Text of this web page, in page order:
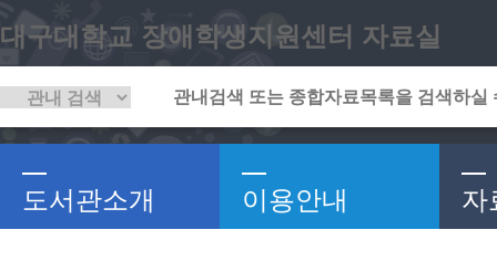
대구대학교 장애학생지원센터 자료실
도서관소개 이용안내 자